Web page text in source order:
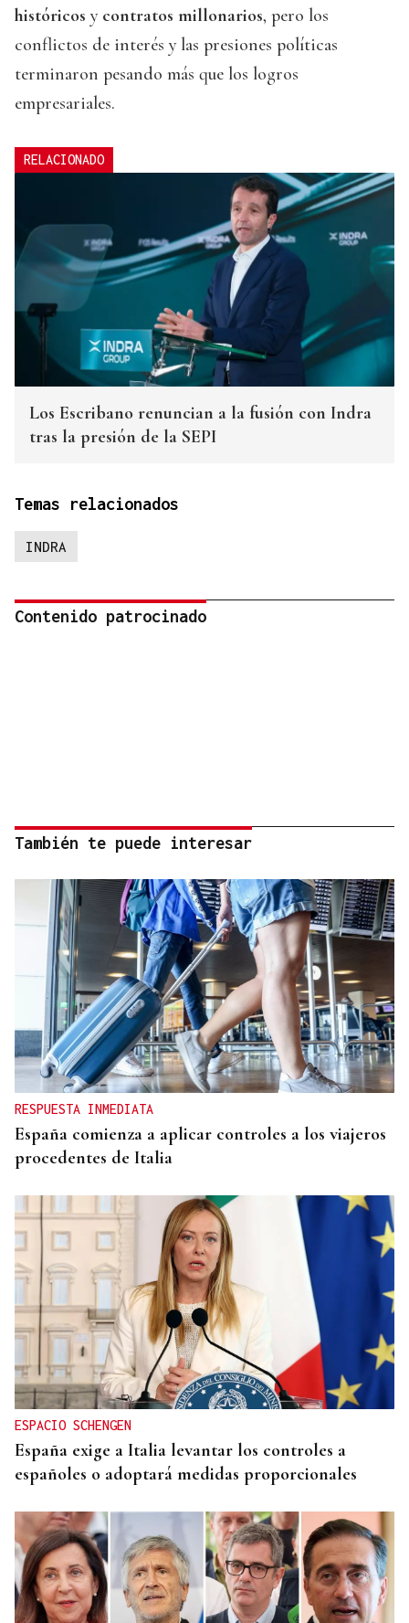
históricos y contratos millonarios, pero los
conflictos de interés y las presiones políticas
terminaron pesando más que los logros
empresariales.
RELACIONADO
Los Escribano renuncian a la fusión con Indra
tras la presión de la SEPI
Temas relacionados
INDRA
Contenido patrocinado
También te puede interesar
RESPUESTA INMEDIATA
España comienza a aplicar controles a los viajeros
procedentes de Italia
ESPACIO SCHENGEN
España exige a Italia levantar los controles a
españoles o adoptará medidas proporcionales